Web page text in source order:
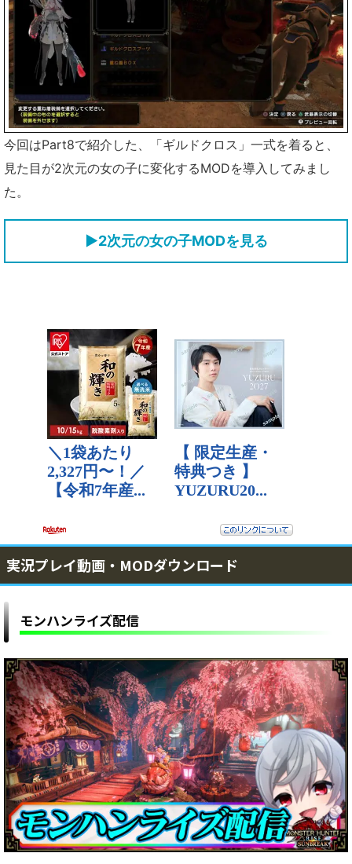
今回はPart8で紹介した、「ギルドクロス」一式を着ると、
見た目が2次元の女の子に変化するMODを導入してみまし
た。
▶2次元の女の子MODを見る
実況プレイ動画・MODダウンロード
モンハンライズ配信